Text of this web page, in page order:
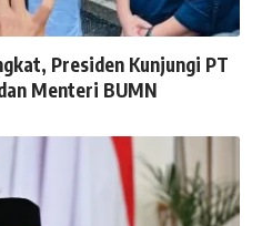
Presiden Kunjungi PT
Menteri BUMN